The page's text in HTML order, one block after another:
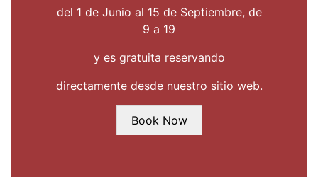
del 1 de Junio al 15 de Septiembre, de
9 a 19
y es gratuita reservando
directamente desde nuestro sitio web.